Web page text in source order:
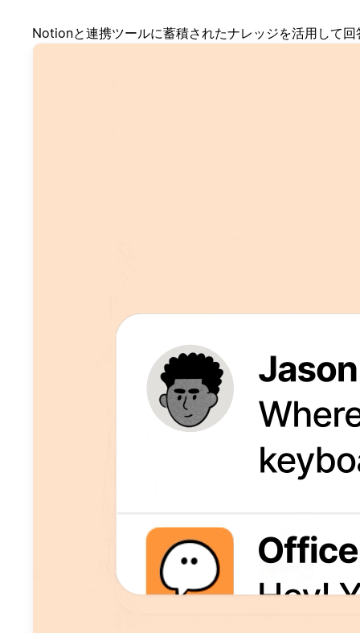
Notionと連携ツールに蓄積されたナレッジを活用して回